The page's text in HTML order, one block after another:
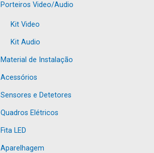
Porteiros Video/Audio
Kit Video
Kit Audio
Material de Instalação
Acessórios
Sensores e Detetores
Quadros Elétricos
Fita LED
Aparelhagem